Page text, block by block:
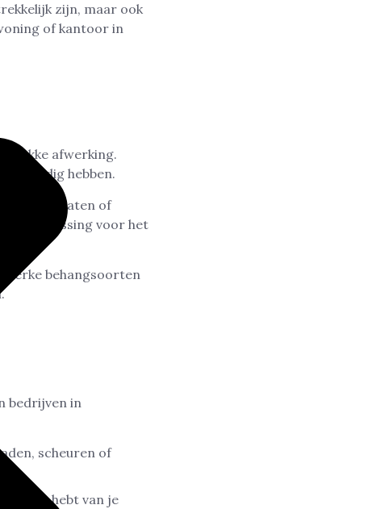
zijn, maar ook
of kantoor in
afwerking.
nodig hebben.
gipsplaten of
oplossing voor het
sterke behangsoorten
bedrijven in
scheuren of
hebt van je